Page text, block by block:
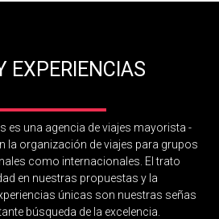
EXPERIENCIAS
es una agencia de viajes mayorista -
la organización de viajes para grupos
como internacionales. El trato
en nuestras propuestas y la
únicas son nuestras señas
búsqueda de la excelencia.